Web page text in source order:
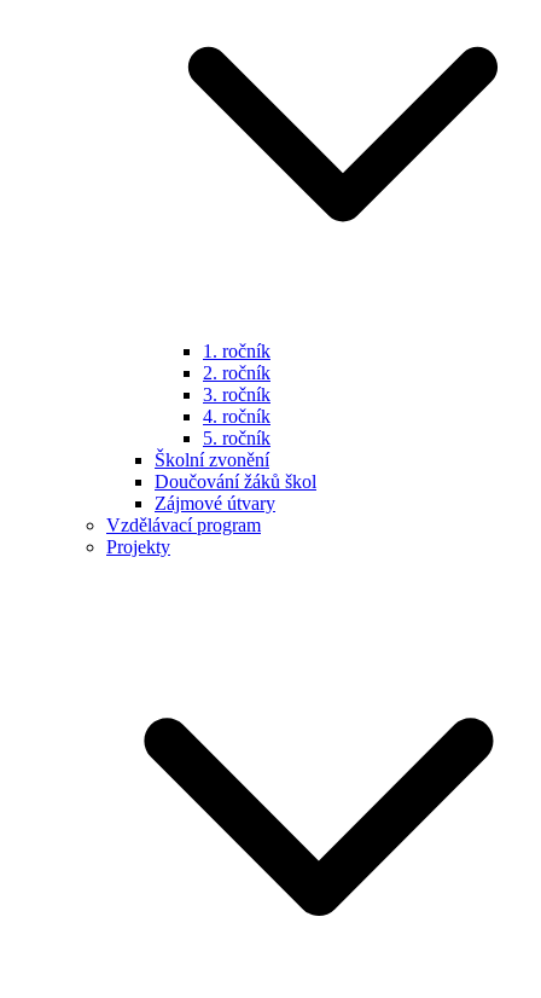
1. ročník
2. ročník
3. ročník
4. ročník
5. ročník
Školní zvonění
Doučování žáků škol
Zájmové útvary
Vzdělávací program
Projekty